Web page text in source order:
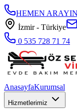
HEMEN
İzmir - Türkiye
0 535 728 71 74
AnasayfaKurumsal
Hizmetlerimiz